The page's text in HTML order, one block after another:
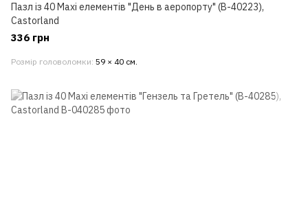
Пазл із 40 Maxi елементів "День в аеропорту" (B-40223),
Castorland
336 грн
Розмір головоломки 59 × 40 см.